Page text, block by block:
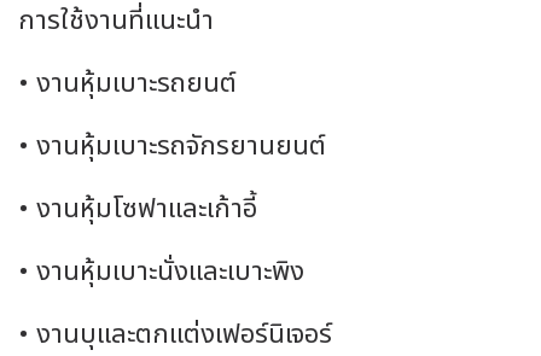
การใช้งานที่แนะนำ
• งานหุ้มเบาะรถยนต์
• งานหุ้มเบาะรถจักรยานยนต์
• งานหุ้มโซฟาและเก้าอี้
• งานหุ้มเบาะนั่งและเบาะพิง
• งานบุและตกแต่งเฟอร์นิเจอร์